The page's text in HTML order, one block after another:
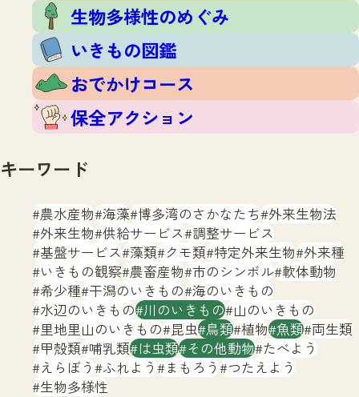
文字サイズ 小 中 大
いきもの図鑑
おでかけコース
保全アクション
調査レポートTOP
調査結果
ふくおかいきものマップ
マッチング
マッチングTOP
掲載申し込みフォーム
お問合せ
生物多様性ふくおかウェブセンターとは
サイトマップ
生物多様性のめぐみ
いきもの図鑑
おでかけコース
保全アクション
キーワード
農水産物 海藻 博多湾のさかなたち 外来生物法
外来生物 供給サービス 調整サービス
基盤サービス 藻類 クモ類 特定外来生物 外来種
いきもの観察 農畜産物 市のシンボル 軟体動物
希少種 干潟のいきもの 海のいきもの
水辺のいきもの 川のいきもの 山のいきもの
里地里山のいきもの 昆虫 鳥類 植物 魚類 両生類
甲殻類 哺乳類 は虫類 その他動物 たべよう
えらぼう ふれよう まもろう つたえよう
生物多様性